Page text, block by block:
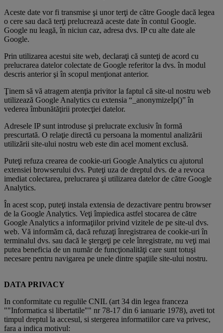
Aceste date vor fi transmise şi unor terţi de către Google dacă legea
o cere sau dacă terţi prelucrează aceste date în contul Google.
Google nu leagă, în niciun caz, adresa dvs. IP cu alte date ale
Google.
Prin utilizarea acestui site web, declaraţi că sunteţi de acord cu
prelucrarea datelor colectate de Google referitor la dvs. în modul
descris anterior şi în scopul menţionat anterior.
Ţinem să vă atragem atenţia privitor la faptul că site-ul nostru web
utilizează Google Analytics cu extensia “_anonymizeIp()” în
vederea îmbunătăţirii protecţiei datelor.
Adresele IP sunt introduse şi prelucrate exclusiv în formă
prescurtată. O relaţie directă cu persoana la momentul analizării
utilizării site-ului nostru web este din acel moment exclusă.
Puteţi refuza crearea de cookie-uri Google Analytics cu ajutorul
extensiei browserului dvs. Puteţi uza de dreptul dvs. de a revoca
imediat colectarea, prelucrarea şi utilizarea datelor de către Google
Analytics.
În acest scop, puteţi instala extensia de dezactivare pentru browser
de la Google Analytics. Veţi împiedica astfel stocarea de către
Google Analytics a informaţiilor privind vizitele de pe site-ul dvs.
web. Vă informăm că, dacă refuzaţi înregistrarea de cookie-uri în
terminalul dvs. sau dacă le ştergeţi pe cele înregistrate, nu veţi mai
putea beneficia de un număr de funcţionalităţi care sunt totuşi
necesare pentru navigarea pe unele dintre spaţiile site-ului nostru.
DATA PRIVACY
In conformitate cu regulile CNIL (art 34 din legea franceza
""Informatica si libertatile"" nr 78-17 din 6 ianuarie 1978), aveti tot
timpul dreptul la accesul, si stergerea informatiilor care va privesc,
fara a indica motivul: